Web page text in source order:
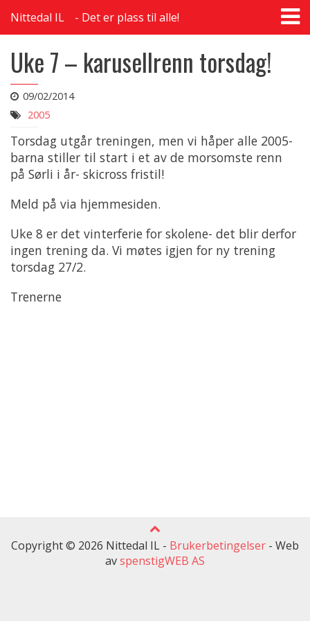
Nittedal IL Det er plass til alle!
Uke 7 – karusellrenn torsdag!
09/02/2014
2005
Torsdag utgår treningen, men vi håper alle 2005-
barna stiller til start i et av de morsomste renn
på Sørli i år- skicross fristil!
Meld på via hjemmesiden.
Uke 8 er det vinterferie for skolene- det blir derfor
ingen trening da. Vi møtes igjen for ny trening
torsdag 27/2.
Trenerne
Copyright © 2026 Nittedal IL - Brukerbetingelser - Web
avspenstigWEB AS